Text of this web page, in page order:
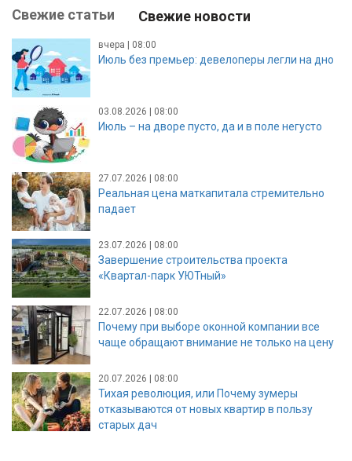
Свежие статьи Свежие новости
вчера | 08:00
Июль без премьер: девелоперы легли на дно
03.08.2026 | 08:00
Июль – на дворе пусто, да и в поле негусто
27.07.2026 | 08:00
Реальная цена маткапитала стремительно
падает
23.07.2026 | 08:00
Завершение строительства проекта
«Квартал-парк УЮТный»
22.07.2026 | 08:00
Почему при выборе оконной компании все
чаще обращают внимание не только на цену
20.07.2026 | 08:00
Тихая революция, или Почему зумеры
отказываются от новых квартир в пользу
старых дач